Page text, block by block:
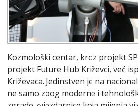
Kozmološki centar, kroz projekt
projekt Future Hub Križevci, već
Križevaca. Jedinstven je na
ne samo zbog moderne i